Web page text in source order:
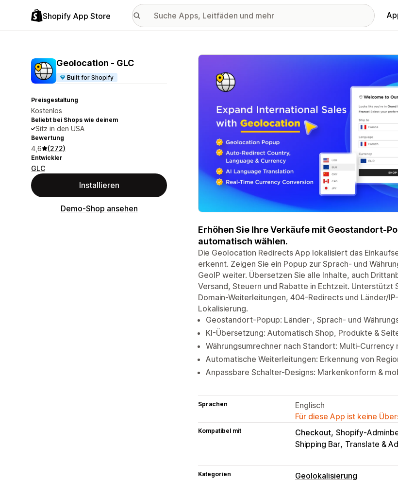
Shopify App Store
Geolocation ‑ GLC
Built for Shopify
Preisgestaltung
Kostenlos
Beliebt bei Shops wie deinem
Sitz in den USA
Bewertung
4,6 (272)
Entwickler
GLC
Installieren
Demo-Shop ansehen
Vorgestellte Bildergalerie
Erhöhen Sie Ihre Verkäufe mit Geostandort-
automatisch wählen.
Die Geolocation Redirects App lokalisiert das
erkennt. Zeigen Sie ein Popup zur Sprach- und
GeoIP weiter. Übersetzen Sie alle Inhalte, auch
Versand, Steuern und Rabatte in Echtzeit.
Domain-Weiterleitungen, 404-Redirects und Länder/
Lokalisierung.
Geostandort-Popup: Länder-, Sprach- und
KI-Übersetzung: Automatisch Shop, Produkte &
Währungsumrechner nach Standort: Multi-Currency
Automatische Weiterleitungen: Erkennung von
Anpassbare Schalter-Designs: Markenkonform &
Sprachen
Englisch
Für diese App ist keine
Kompatibel mit Checkout Shopify-
Shipping Bar Translate &
Kategorien Geolokalisierung